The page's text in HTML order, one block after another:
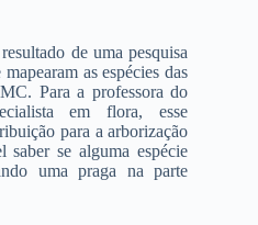
de uma pesquisa
as espécies das
Para a professora do
em flora, esse
para a arborização
saber se alguma espécie
uma praga na parte